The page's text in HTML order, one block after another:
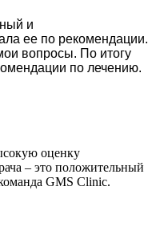
и
ее по рекомендации.
вопросы. По итогу
по лечению.
оценку
– это положительный
GMS Clinic.